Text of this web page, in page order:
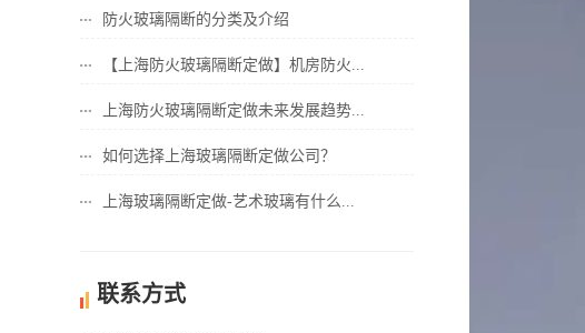
防火玻璃隔断的分类及介绍
【上海防火玻璃隔断定做】机房防火...
上海防火玻璃隔断定做未来发展趋势...
如何选择上海玻璃隔断定做公司？
上海玻璃隔断定做-艺术玻璃有什么...
联系方式